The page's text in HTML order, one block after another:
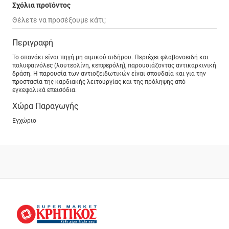
Σχόλια προϊόντος
Περιγραφή
Το σπανάκι είναι πηγή μη αιμικού σιδήρου. Περιέχει φλαβονοειδή και
πολυφαινόλες (λουτεολίνη, κεπφερόλη), παρουσιάζοντας αντικαρκινική
δράση. Η παρουσία των αντιοξειδωτικών είναι σπουδαία και για την
προστασία της καρδιακής λειτουργίας και της πρόληψης από
εγκεφαλικά επεισόδια.
Χώρα Παραγωγής
Εγχώριο